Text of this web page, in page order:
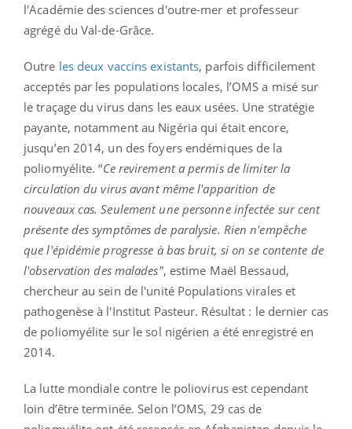
l'Académie des sciences d'outre-mer et professeur
agrégé du Val-de-Grâce.
Outre les deux vaccins existants, parfois difficilement
acceptés par les populations locales, l’OMS a misé sur
le traçage du virus dans les eaux usées. Une stratégie
payante, notamment au Nigéria qui était encore,
jusqu’en 2014, un des foyers endémiques de la
poliomyélite. “Ce revirement a permis de limiter la
circulation du virus avant même l'apparition de
nouveaux cas. Seulement une personne infectée sur cent
présente des symptômes de paralysie. Rien n'empêche
que l'épidémie progresse à bas bruit, si on se contente de
l'observation des malades", estime Maël Bessaud,
chercheur au sein de l'unité Populations virales et
pathogenèse à l'Institut Pasteur. Résultat : le dernier cas
de poliomyélite sur le sol nigérien a été enregistré en
2014.
La lutte mondiale contre le poliovirus est cependant
loin d’être terminée. Selon l’OMS, 29 cas de